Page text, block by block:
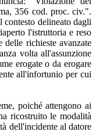
356 cod. proc. civ.".
delineato dagli
l'istruttoria e reso
delle richieste avanzate
volta all'assunzione
erogate o da erogare
all'infortunio per cui
poiché attengono ai
ricostruito le modalità
dell'incidente al datore